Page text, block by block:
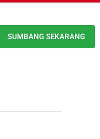
SUMBANG SEKARANG